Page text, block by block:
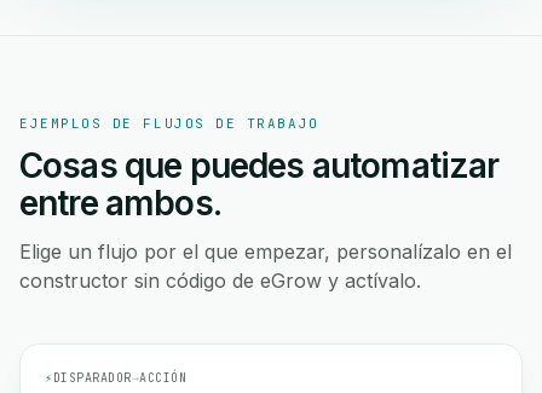
EJEMPLOS DE FLUJOS DE TRABAJO
Cosas que puedes automatizar
entre ambos.
Elige un flujo por el que empezar, personalízalo en el
constructor sin código de eGrow y actívalo.
⚡ DISPARADOR→ACCIÓN